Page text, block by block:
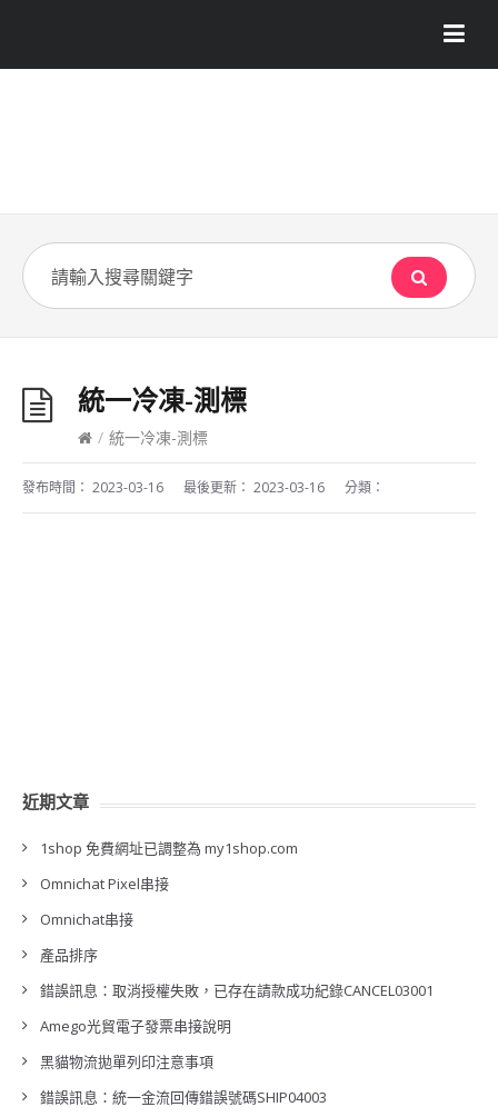
統一冷凍-測標
/ 統一冷凍-測標
發布時間： 2023-03-16 最後更新： 2023-03-16 分類：
近期文章
1shop 免費網址已調整為 my1shop.com
Omnichat Pixel串接
Omnichat串接
產品排序
錯誤訊息：取消授權失敗，已存在請款成功紀錄CANCEL03001
Amego光貿電子發票串接說明
黑貓物流拋單列印注意事項
錯誤訊息：統一金流回傳錯誤號碼SHIP04003